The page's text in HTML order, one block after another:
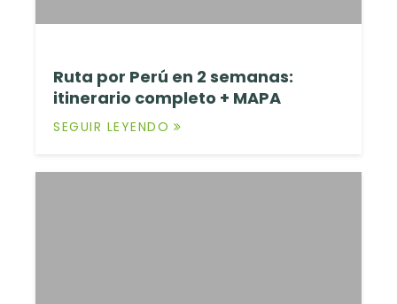
Ruta por Perú en 2 semanas:
itinerario completo + MAPA
SEGUIR LEYENDO